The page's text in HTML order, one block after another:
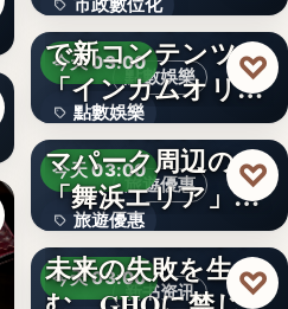
市政數位化
文字
ル！プレ…
點數娛樂
今天 03:00
點數娛樂
文字
ポイントインカム
で新コンテンツ
「インカムオリ
パ」開始
♡
旅遊優惠
今天 03:00
旅遊優惠
文字
Peachで行くテー
マパーク周辺の
「舞浜エリア」ホ
テルも…
♡
新书资讯
今天 03:00
かつての成功が、
未来の失敗を生♡